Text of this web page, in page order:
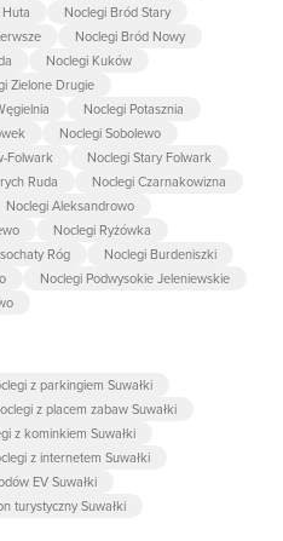
Noclegi Bród Stary
Noclegi Bród Nowy
Noclegi Kuków
Zielone Drugie
Noclegi Potasznia
Noclegi Sobolewo
Folwark
Noclegi Stary Folwark
Ruda
Noclegi Czarnakowizna
Noclegi Aleksandrowo
Noclegi Ryżówka
Róg
Noclegi Burdeniszki
Noclegi Podwysokie Jeleniewskie
z parkingiem Suwałki
z placem zabaw Suwałki
z kominkiem Suwałki
z internetem Suwałki
EV Suwałki
turystyczny Suwałki